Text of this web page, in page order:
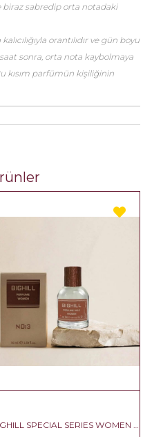
sabredip orta notadaki
orantılıdır ve gün boyu
sonra, orta nota kaybolmaya
kısım parfümün kişiliğinin
BIGHILL SPECIAL SERIES WOMEN NO:3